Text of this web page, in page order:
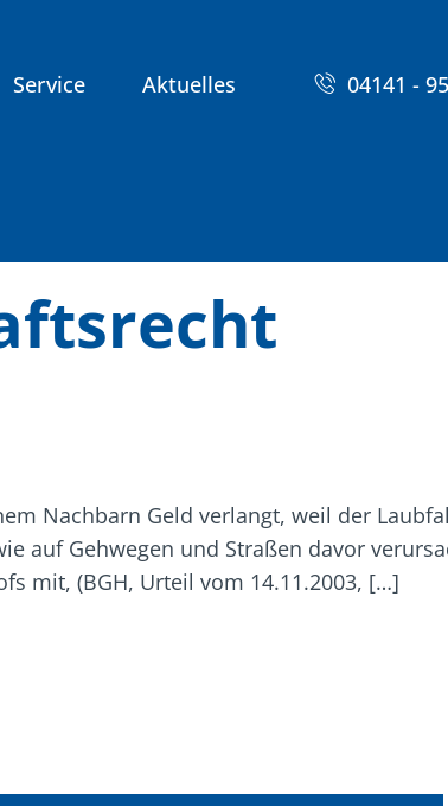
Service Aktuelles 04141 -
Nachbarn Geld verlangt, weil der
auf Gehwegen und Straßen davor
mit, (BGH, Urteil vom 14.11.2003, […]